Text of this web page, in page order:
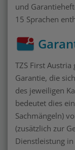
und
15 Sprachen
TZS First
Garantie, die
des jeweiligen
bedeutet dies
Sachmängeln)
(zusätzlich zur
Dienstleistung in